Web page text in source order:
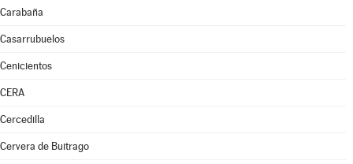
Carabaña
Casarrubuelos
Cenicientos
CERA
Cercedilla
Cervera de Buitrago